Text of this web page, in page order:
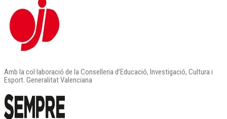
Amb la col·laboració de la Conselleria d’Educació, Investigació, Cultura i
Esport. Generalitat Valenciana